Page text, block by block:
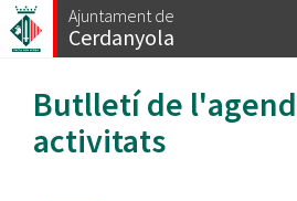
Vés
al
Ajuntament de
Cerdanyola
Butlletí de
activitats